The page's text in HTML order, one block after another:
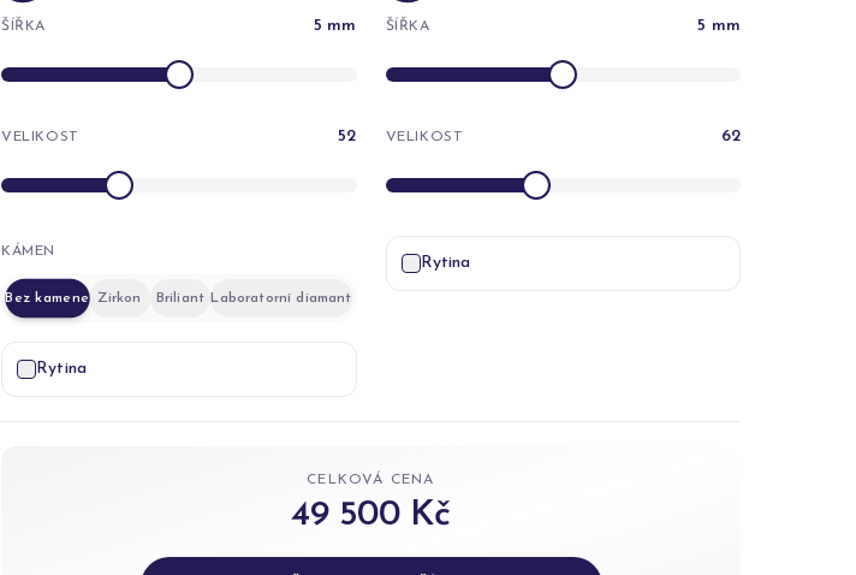
ŠÍŘKA 5 mm
VELIKOST 52
KÁMEN
Bez kamene Zirkon Briliant Laboratorní diamant
Rytina
ŠÍŘKA 5 mm
VELIKOST 62
Rytina
CELKOVÁ CENA
49 500 Kč